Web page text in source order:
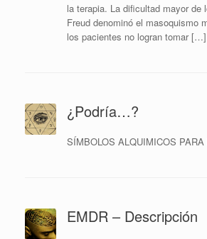
la terapia. La dificultad mayor de
Freud denominó el masoquismo
los pacientes no logran tomar […]
¿Podría…?
SÍMBOLOS ALQUIMICOS
EMDR – Descripción